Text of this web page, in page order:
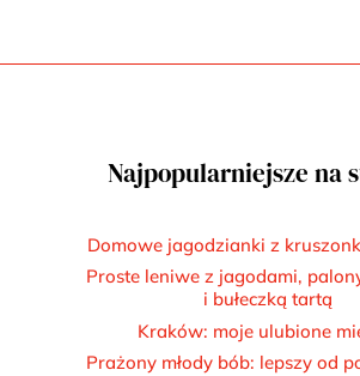
Najpopularniejsze na
Domowe jagodzianki z
Proste leniwe z jagodami,
i bułeczką tartą
Kraków: moje ulubione
Prażony młody bób: lepszy od